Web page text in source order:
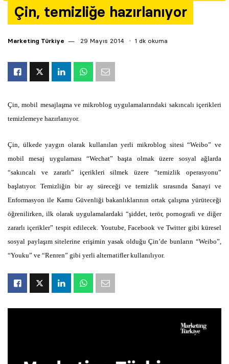
Çin, temizliğe hazırlanıyor
Marketing Türkiye 29 Mayıs 2014 1 dk okuma
Çin, mobil mesajlaşma ve mikroblog uygulamalarındaki sakıncalı içerikleri
temizlemeye hazırlanıyor.
Çin, ülkede yaygın olarak kullanılan yerli mikroblog sitesi “Weibo” ve
mobil mesaj uygulaması “Wechat” başta olmak üzere sosyal ağlarda
“sakıncalı ve zararlı” içerikleri silmek üzere “temizlik operasyonu”
başlatıyor. Temizliğin bir ay süreceği ve temizlik sırasında Sanayi ve
Enformasyon ile Kamu Güvenliği bakanlıklarının ortak çalışma yürüteceği
öğrenilirken, ilk olarak uygulamalardaki “şiddet, terör, pornografi ve diğer
zararlı içerikler” tespit edilecek. Youtube, Facebook ve Twitter gibi küresel
sosyal paylaşım sitelerine erişimin yasak olduğu Çin’de bunların “Weibo”,
“Youku” ve “Renren” gibi yerli alternatifler kullanılıyor.
Yazarlar
Araştırma